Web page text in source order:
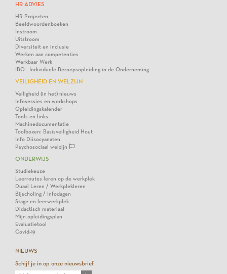
HR ADVIES
HR Projecten
Beeldwoordenboeken
Instroom
Uitstroom
Diversiteit en inclusie
Werken aan competenties
Werkbaar Werk
IBO - Individuele Beroepsopleiding in de Onderneming
VEILIGHEID EN WELZIJN
Veiligheid (in het) nieuws
Infosessies en workshops
Opleidingskalender
Tools en links
Machinedocumentatie
Toolboxen: Basisveiligheid Hout
Info Diisocyanaten
Psychosociaal welzijn
ONDERWIJS
Studiekeuze
Leerroutes leren op de werkplek
Duaal Leren / Werkplekleren
Bijscholing / Infodagen
Stage en leerwerkplek
Didactisch materiaal
Mijn opleidingsplan
Evaluatietool
Covid-19
NIEUWS
Schijf je in op onze nieuwsbrief